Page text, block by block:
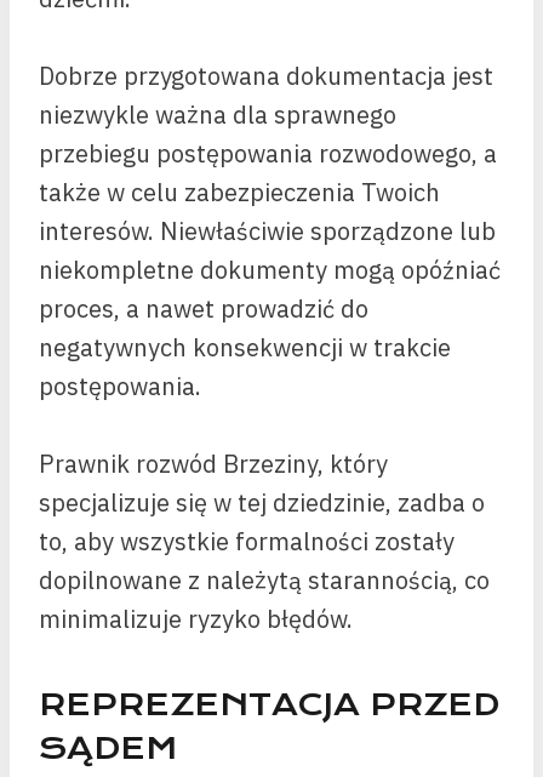
Dobrze przygotowana dokumentacja jest
niezwykle ważna dla sprawnego
przebiegu postępowania rozwodowego, a
także w celu zabezpieczenia Twoich
interesów. Niewłaściwie sporządzone lub
niekompletne dokumenty mogą opóźniać
proces, a nawet prowadzić do
negatywnych konsekwencji w trakcie
postępowania.
Prawnik rozwód Brzeziny, który
specjalizuje się w tej dziedzinie, zadba o
to, aby wszystkie formalności zostały
dopilnowane z należytą starannością, co
minimalizuje ryzyko błędów.
REPREZENTACJA PRZED
SĄDEM